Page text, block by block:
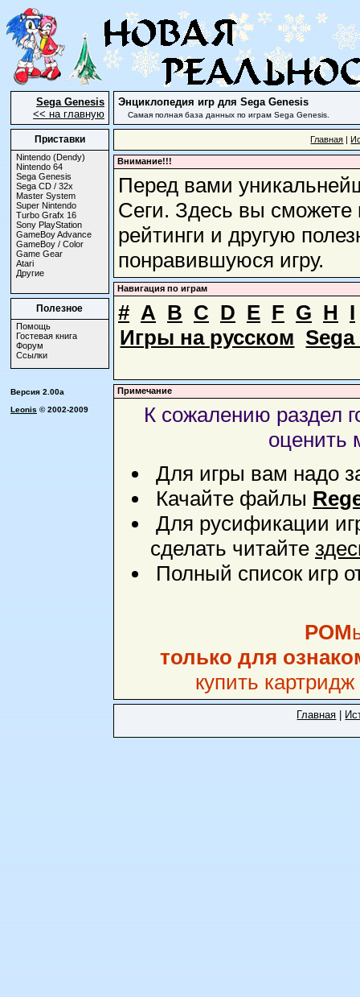
Sega Genesis
<< на главную
Приставки
Nintendo (Dendy)
Nintendo 64
Sega Genesis
Sega CD / 32x
Master System
Super Nintendo
Turbo Grafx 16
Sony PlayStation
GameBoy Advance
GameBoy / Color
Game Gear
Atari
Другие
Полезное
Помощь
Гостевая книга
Форум
Ссылки
Версия 2.00a
Leonis© 2002-2009
Энциклопедия игр для Sega Genesis
Самая полная база данных по играм Sega Genesis.
Главная |
Внимание!!!
Перед вами
Сеги. Здесь вы сможете
рейтинги и другую
понравившуюся игру.
Навигация по играм
# A B C D E F G H I
Игры на русском Sega
Примечание
К сожалению раздел
оценить
Для игры вам надо
Качайте файлы
Для русификации
сделать читайте
Полный список игр
РОМ
только для
купить
Главная